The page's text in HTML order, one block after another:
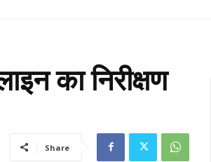
का निरीक्षण
Share